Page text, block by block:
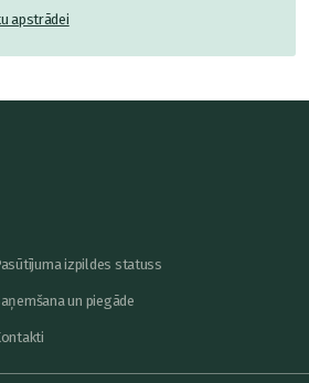
apstrādei
izpildes statuss
un piegāde